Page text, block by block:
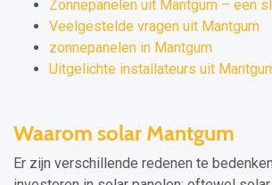
Zonnepanelen uit Mantgum – een
Veelgestelde vragen uit Mantgum
zonnepanelen in Mantgum
Uitgelichte installateurs uit
Waarom solar Mantgum
Er zijn verschillende redenen te